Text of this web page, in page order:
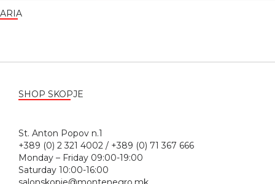
ARIA
SHOP SKOPJE
St. Anton Popov n.1
+389 (0) 2 321 4002 / +389 (0) 71 367 666
Monday – Friday 09:00-19:00
Saturday 10:00-16:00